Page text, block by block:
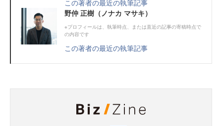
この著者の最近の執筆記事
野仲 正樹（ノナカ マサキ）
※プロフィールは、執筆時点、または直近の記事の寄稿時点で
の内容です
この著者の最近の執筆記事